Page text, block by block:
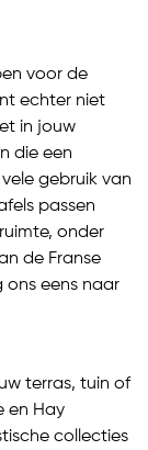
voor de
echter niet
in jouw
die een
gebruik van
passen
onder
de Franse
ons eens naar
terras, tuin of
en Hay
collecties